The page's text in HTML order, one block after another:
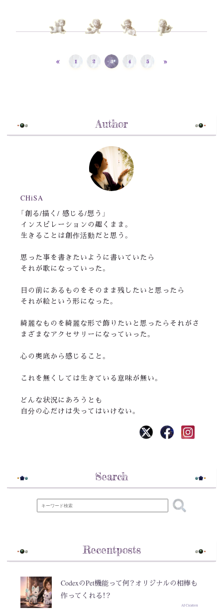
« 1 2 3 4 5 »
Author
CHiSA
「創る/描く/ 感じる/想う」
インスピレーションの趣くまま。
生きることは創作活動だと思う。
思った事を書きたいように書いていたら
それが歌になっていった。
目の前にあるものをそのまま残したいと思ったら
それが絵という形になった。
綺麗なものを綺麗な形で飾りたいと思ったらそれがさ
まざまなアクセサリーになっていった。
心の奥底から感じること。
これを無くしては生きている意味が無い。
どんな状況にあろうとも
自分の心だけは失ってはいけない。
Search
Recentposts
CodexのPet機能って何？オリジナルの相棒も
作ってくれる！？
AI Creation